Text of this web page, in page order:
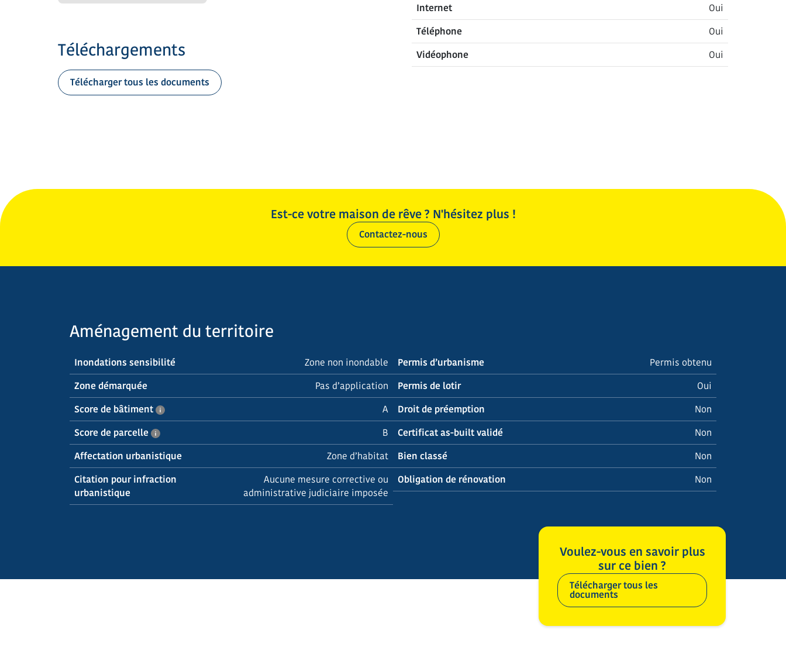
Téléchargements
Télécharger tous les documents
Internet
Oui
Téléphone
Oui
Vidéophone
Oui
Est-ce votre maison de rêve ? N'hésitez plus !
Contactez-nous
Aménagement du territoire
Inondations sensibilité
Zone non inondable
Zone démarquée
Pas d’application
Score de bâtiment
A
Score de parcelle
B
Affectation urbanistique
Zone d’habitat
Citation pour infraction
urbanistique
Aucune mesure corrective ou
administrative judiciaire imposée
Permis d’urbanisme
Permis obtenu
Permis de lotir
Oui
Droit de préemption
Non
Certificat as-built validé
Non
Bien classé
Non
Obligation de rénovation
Non
Voulez-vous en savoir plus
sur ce bien ?
Télécharger tous les
documents